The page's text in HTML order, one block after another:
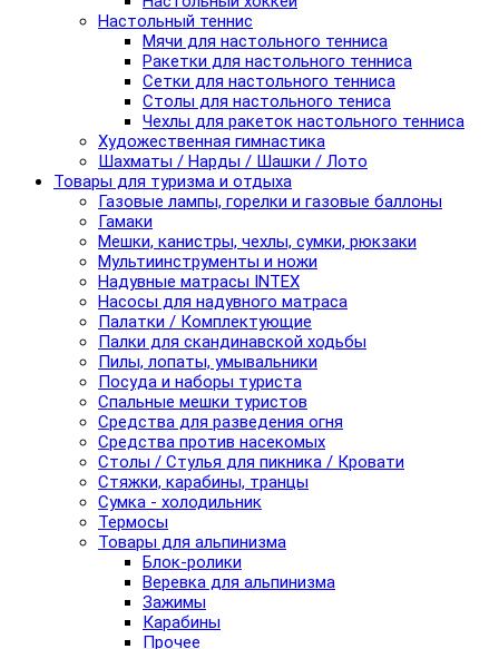
Настольный теннис
Мячи для настольного тенниса
Ракетки для настольного тенниса
Сетки для настольного тенниса
Столы для настольного тениса
Чехлы для ракеток настольного тенниса
Художественная гимнастика
Шахматы / Нарды / Шашки / Лото
Товары для туризма и отдыха
Газовые лампы, горелки и газовые баллоны
Гамаки
Мешки, канистры, чехлы, сумки, рюкзаки
Мультиинструменты и ножи
Надувные матрасы INTEX
Насосы для надувного матраса
Палатки / Комплектующие
Палки для скандинавской ходьбы
Пилы, лопаты, умывальники
Посуда и наборы туриста
Спальные мешки туристов
Средства для разведения огня
Средства против насекомых
Столы / Стулья для пикника / Кровати
Стяжки, карабины, транцы
Сумка - холодильник
Термосы
Товары для альпинизма
Блок-ролики
Веревка для альпинизма
Зажимы
Карабины
Прочее